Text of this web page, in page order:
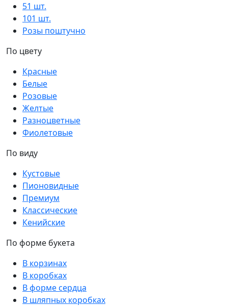
51 шт.
101 шт.
Розы поштучно
По цвету
Красные
Белые
Розовые
Желтые
Разноцветные
Фиолетовые
По виду
Кустовые
Пионовидные
Премиум
Классические
Кенийские
По форме букета
В корзинах
В коробках
В форме сердца
В шляпных коробках